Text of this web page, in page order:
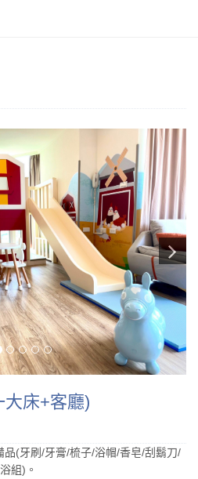
大床+客廳)
(牙刷/牙膏/梳子/浴帽/香皂/刮鬍刀/
組)。